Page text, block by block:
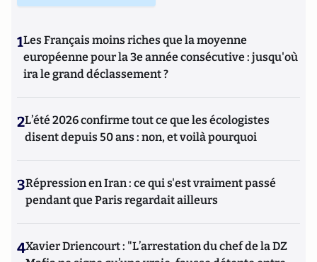
1Les Français moins riches que la moyenne
européenne pour la 3e année consécutive : jusqu'où
ira le grand déclassement ?
2L’été 2026 confirme tout ce que les écologistes
disent depuis 50 ans : non, et voilà pourquoi
3Répression en Iran : ce qui s'est vraiment passé
pendant que Paris regardait ailleurs
4Xavier Driencourt : "L’arrestation du chef de la DZ